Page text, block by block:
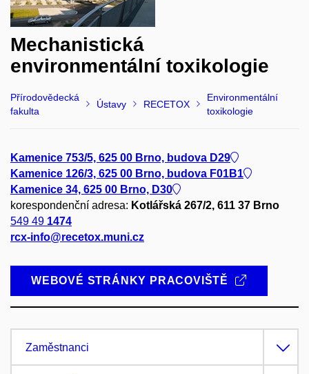
Mechanistická
environmentální toxikologie
Přírodovědecká
fakulta
Ústavy RECETOX
Environmentální
toxikologie
Kamenice 753/5, 625 00 Brno, budova D29
Kamenice 126/3, 625 00 Brno, budova F01B1
Kamenice 34, 625 00 Brno, D30
korespondenční adresa: Kotlářská 267/2, 611 37 Brno
549 49 1474
rcx-info@recetox.muni.cz
WEBOVÉ STRÁNKY PRACOVIŠTĚ
Zaměstnanci